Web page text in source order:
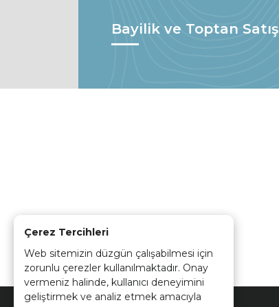
Çerez Tercihleri
Web sitemizin düzgün çalışabilmesi için
zorunlu çerezler kullanılmaktadır. Onay
vermeniz halinde, kullanıcı deneyimini
geliştirmek ve analiz etmek amacıyla
Bayilik ve Toptan Satış